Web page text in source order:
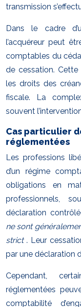
transmission
Dans le cadre
l’acquéreur peut
comptables du
de cessation.
les droits des
fiscale. La
souvent
Cas particulier
réglementées
Les professions
d’un régime
obligations en
professionnels,
déclaration
ne sont
strict . Leur
par une déclaration
Cependant,
réglementées
comptabilité